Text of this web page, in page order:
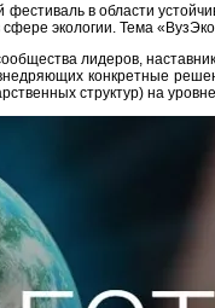
в области
экологии. Тема
лидеров,
конкретные
структур) на